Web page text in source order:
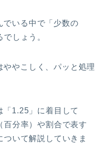
でいる中で「少数の
しょう。
やこしく、パッと処理
「1.25」に着目して
百分率）や割合で表す
いて解説していきま